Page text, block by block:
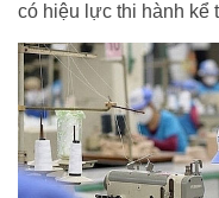
có hiệu lực thi hành kể